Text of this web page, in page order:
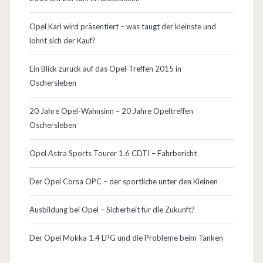
D
i
p
l
m
t
r
u
a
Opel Karl wird präsentiert – was taugt der kleinste und
lohnt sich der Kauf?
Ein Blick zurück auf das Opel-Treffen 2015 in
Oschersleben
20 Jahre Opel-Wahnsinn – 20 Jahre Opeltreffen
Oschersleben
Opel Astra Sports Tourer 1.6 CDTI – Fahrbericht
Der Opel Corsa OPC – der sportliche unter den Kleinen
Ausbildung bei Opel – Sicherheit für die Zukunft?
Der Opel Mokka 1.4 LPG und die Probleme beim Tanken